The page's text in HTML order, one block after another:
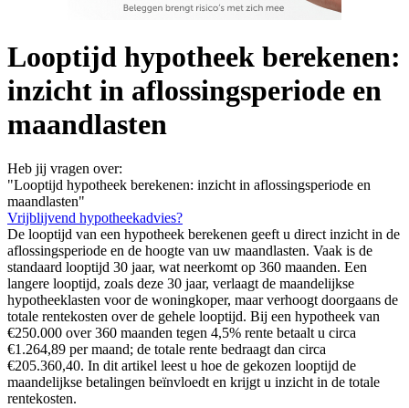
Looptijd hypotheek berekenen:
inzicht in aflossingsperiode en
maandlasten
Heb jij vragen over:
"Looptijd hypotheek berekenen: inzicht in aflossingsperiode en
maandlasten"
Vrijblijvend hypotheekadvies?
De looptijd van een hypotheek berekenen geeft u direct inzicht in de
aflossingsperiode en de hoogte van uw maandlasten. Vaak is de
standaard looptijd 30 jaar, wat neerkomt op 360 maanden. Een
langere looptijd, zoals deze 30 jaar, verlaagt de maandelijkse
hypotheeklasten voor de woningkoper, maar verhoogt doorgaans de
totale rentekosten over de gehele looptijd. Bij een hypotheek van
€250.000 over 360 maanden tegen 4,5% rente betaalt u circa
€1.264,89 per maand; de totale rente bedraagt dan circa
€205.360,40. In dit artikel leest u hoe de gekozen looptijd de
maandelijkse betalingen beïnvloedt en krijgt u inzicht in de totale
rentekosten.